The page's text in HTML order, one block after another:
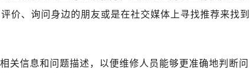
价、询问身边的朋友或是在社交媒体上寻找推荐来找到
关信息和问题描述，以便维修人员能够更准确地判断问